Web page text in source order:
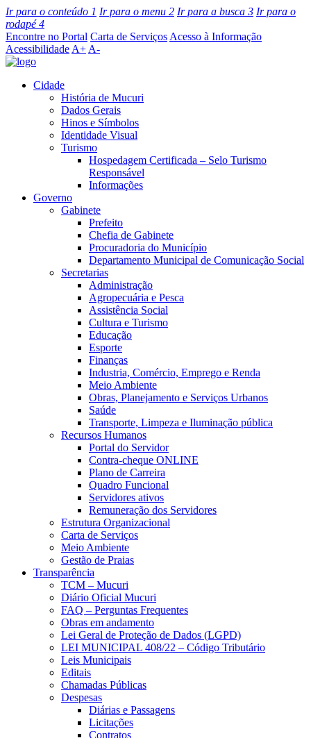
Ir para o conteúdo 1 Ir para o menu 2 Ir para a busca 3 Ir para o
rodapé4
Encontre no Portal Carta de Serviços Acesso à Informação
Acessibilidade A+ A-
Cidade
História de Mucuri
Dados Gerais
Hinos e Símbolos
Identidade Visual
Turismo
Hospedagem Certificada – Selo Turismo
Responsável
Informações
Governo
Gabinete
Prefeito
Chefia de Gabinete
Procuradoria do Município
Departamento Municipal de Comunicação Social
Secretarias
Administração
Agropecuária e Pesca
Assistência Social
Cultura e Turismo
Educação
Esporte
Finanças
Industria, Comércio, Emprego e Renda
Meio Ambiente
Obras, Planejamento e Serviços Urbanos
Saúde
Transporte, Limpeza e Iluminação pública
Recursos Humanos
Portal do Servidor
Contra-cheque ONLINE
Plano de Carreira
Quadro Funcional
Servidores ativos
Remuneração dos Servidores
Estrutura Organizacional
Carta de Serviços
Meio Ambiente
Gestão de Praias
Transparência
TCM – Mucuri
Diário Oficial Mucuri
FAQ – Perguntas Frequentes
Obras em andamento
Lei Geral de Proteção de Dados (LGPD)
LEI MUNICIPAL 408/22 – Código Tributário
Leis Municipais
Editais
Chamadas Públicas
Despesas
Diárias e Passagens
Licitações
Contratos